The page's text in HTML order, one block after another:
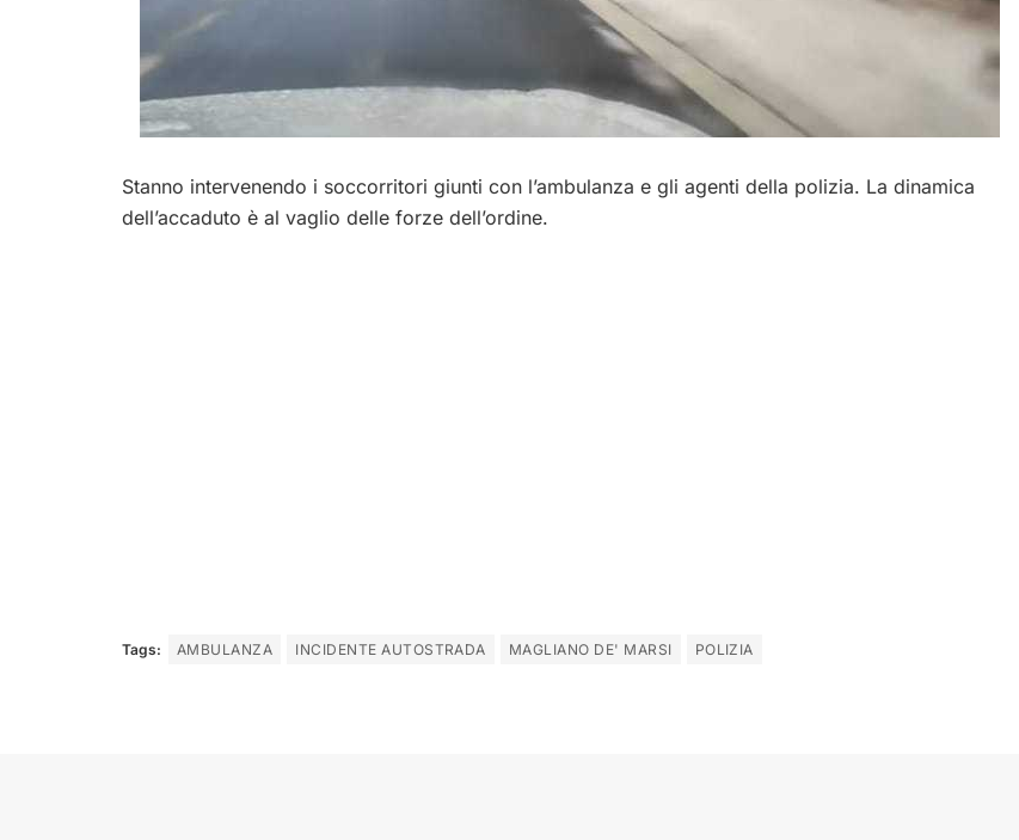
Stanno intervenendo i soccorritori giunti con l’ambulanza e gli agenti della polizia. La dinamica
dell’accaduto è al vaglio delle forze dell’ordine.
Tags: AMBULANZA INCIDENTE AUTOSTRADA MAGLIANO DE' MARSI POLIZIA